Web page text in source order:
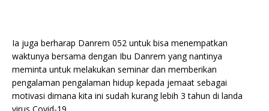
Ia juga berharap Danrem 052 untuk bisa menempatkan
waktunya bersama dengan Ibu Danrem yang nantinya
meminta untuk melakukan seminar dan memberikan
pengalaman pengalaman hidup kepada jemaat sebagai
motivasi dimana kita ini sudah kurang lebih 3 tahun di landa